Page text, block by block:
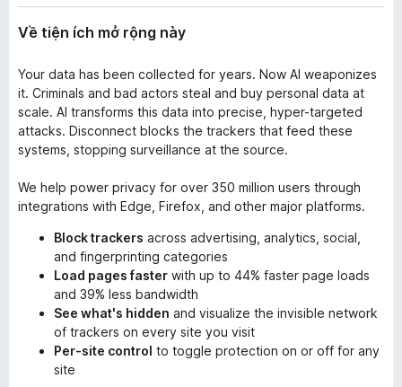
Về tiện ích mở rộng này
Your data has been collected for years. Now AI weaponizes
it. Criminals and bad actors steal and buy personal data at
scale. AI transforms this data into precise, hyper-targeted
attacks. Disconnect blocks the trackers that feed these
systems, stopping surveillance at the source.
We help power privacy for over 350 million users through
integrations with Edge, Firefox, and other major platforms.
Block trackers across advertising, analytics, social,
and fingerprinting categories
Load pages faster with up to 44% faster page loads
and 39% less bandwidth
See what's hidden and visualize the invisible network
of trackers on every site you visit
Per-site control to toggle protection on or off for any
site